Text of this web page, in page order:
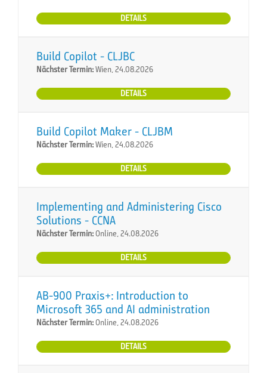
DETAILS
Build Copilot - CLJBC
Nächster Termin:Wien, 24.08.2026
DETAILS
Build Copilot Maker - CLJBM
Nächster Termin:Wien, 24.08.2026
DETAILS
Implementing and Administering Cisco
Solutions - CCNA
Nächster Termin:Online, 24.08.2026
DETAILS
AB-900 Praxis+: Introduction to
Microsoft 365 and AI administration
Nächster Termin:Online, 24.08.2026
DETAILS